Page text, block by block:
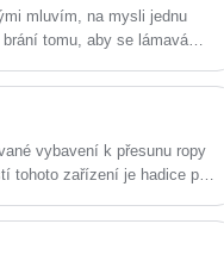
mluvím, na mysli jednu
tomu, aby se lámavá
definují je prostřednictvím
vybavení k přesunu ropy
tohoto zařízení je hadice pro